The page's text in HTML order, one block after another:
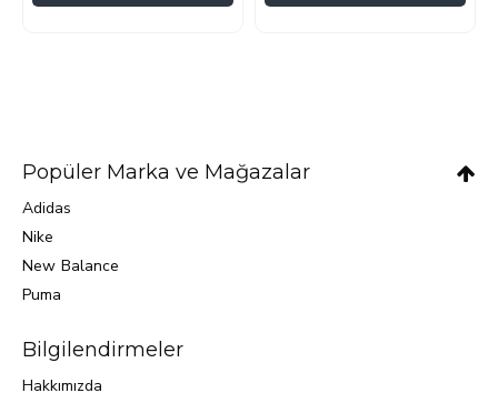
Popüler Marka ve Mağazalar
Adidas
Nike
New Balance
Puma
Bilgilendirmeler
Hakkımızda